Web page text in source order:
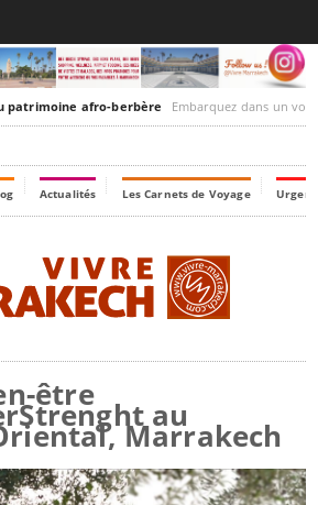
afro-berbère Embarquez dans un voyage culturel dans le
Actualités Les Carnets de Voyage
être
au
Marrakech